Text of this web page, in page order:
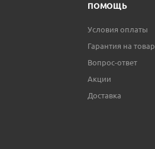
ПОМОЩЬ
Условия оплаты
Гарантия на товар
Вопрос-ответ
Акции
Доставка